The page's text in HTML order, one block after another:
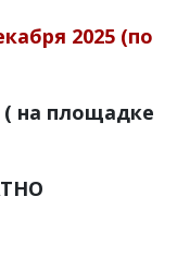
2025 (по
на площадке